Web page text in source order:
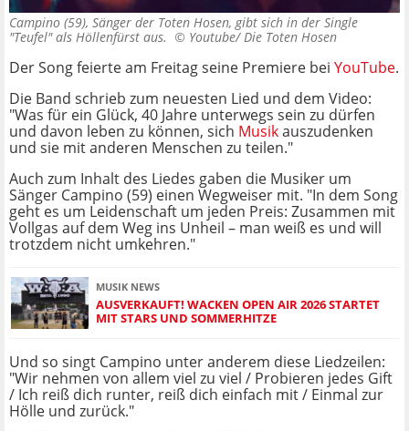
Campino (59), Sänger der Toten Hosen, gibt sich in der Single
"Teufel" als Höllenfürst aus. © Youtube/ Die Toten Hosen
Der Song feierte am Freitag seine Premiere bei YouTube.
Die Band schrieb zum neuesten Lied und dem Video:
"Was für ein Glück, 40 Jahre unterwegs sein zu dürfen
und davon leben zu können, sich Musikauszudenken
und sie mit anderen Menschen zu teilen."
Auch zum Inhalt des Liedes gaben die Musiker um
Sänger Campino (59) einen Wegweiser mit. "In dem Song
geht es um Leidenschaft um jeden Preis: Zusammen mit
Vollgas auf dem Weg ins Unheil – man weiß es und will
trotzdem nicht umkehren."
MUSIK NEWS
AUSVERKAUFT! WACKEN OPEN AIR 2026 STARTET
MIT STARS UND SOMMERHITZE
Und so singt Campino unter anderem diese Liedzeilen:
"Wir nehmen von allem viel zu viel / Probieren jedes Gift
/ Ich reiß dich runter, reiß dich einfach mit / Einmal zur
Hölle und zurück."